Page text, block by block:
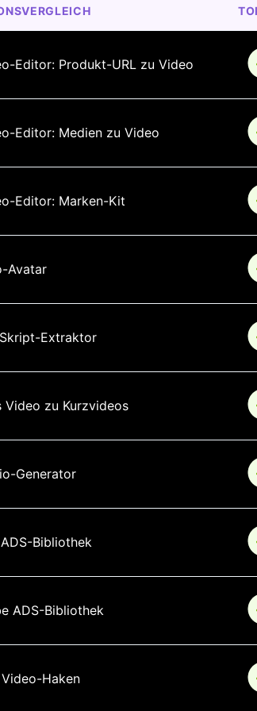
Editor: Produkt-URL zu Video
Editor: Medien zu Video
Editor: Marken-Kit
Avatar
Extraktor
Video zu Kurzvideos
Generator
Bibliothek
ADS-Bibliothek
Haken